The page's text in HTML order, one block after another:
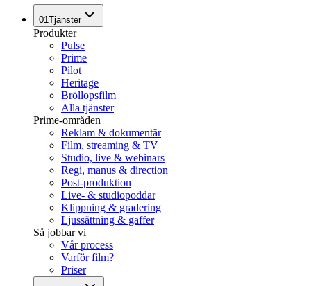
01Tjänster
Produkter
Pulse
Prime
Pilot
Heritage
Bröllopsfilm
Alla tjänster
Prime-områden
Reklam & dokumentär
Film, streaming & TV
Studio, live & webinars
Regi, manus & direction
Post-produktion
Live- & studiopoddar
Klippning & gradering
Ljussättning & gaffer
Så jobbar vi
Vår process
Varför film?
Priser